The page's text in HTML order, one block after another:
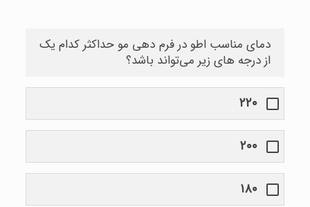
دمای مناسب اطو در فرم دهی مو حداکثر کدام یک
از درجه های زیر می‌تواند باشد؟
۲۲۰
۲۰۰
۱۸۰